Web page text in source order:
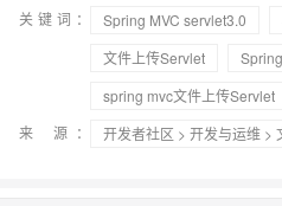
关键词：
Spring MVC servlet3.0
文件上传Servlet
spring mvc文件上传Servlet
来 源：
开发者社区 > 开发与运维 >